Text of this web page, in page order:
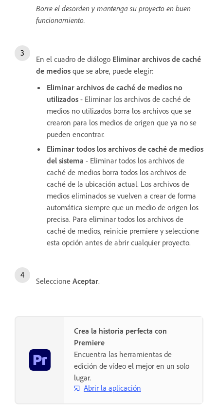
Borre el desorden y mantenga su proyecto en buen
funcionamiento.
En el cuadro de diálogo Eliminar archivos de caché
de medios que se abre, puede elegir:
Eliminar archivos de caché de medios no
utilizados - Eliminar los archivos de caché de
medios no utilizados borra los archivos que se
crearon para los medios de origen que ya no se
pueden encontrar.
Eliminar todos los archivos de caché de medios
del sistema - Eliminar todos los archivos de
caché de medios borra todos los archivos de
caché de la ubicación actual. Los archivos de
medios eliminados se vuelven a crear de forma
automática siempre que un medio de origen los
precisa. Para eliminar todos los archivos de
caché de medios, reinicie premiere y seleccione
esta opción antes de abrir cualquier proyecto.
Seleccione Aceptar.
Crea la historia perfecta con
Premiere
Encuentra las herramientas de
edición de vídeo el mejor en un solo
lugar.
Abrir la aplicación